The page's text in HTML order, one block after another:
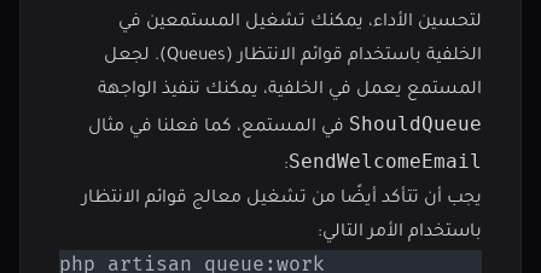
لتحسين الأداء، يمكنك تشغيل المستمعين في
الخلفية باستخدام قوائم الانتظار (Queues). لجعل
المستمع يعمل في الخلفية، يمكنك تنفيذ الواجهة
ShouldQueue في المستمع، كما فعلنا في مثال
SendWelcomeEmail
:
يجب أن تتأكد أيضًا من تشغيل معالج قوائم الانتظار
باستخدام الأمر التالي:
php artisan queue:work